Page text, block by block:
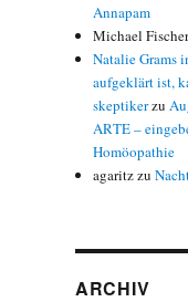
Annapam
Michael
Natalie Grams
aufgeklärt ist,
skeptikerzu
ARTE –
Homöopathie
agaritzzu
ARCHIV